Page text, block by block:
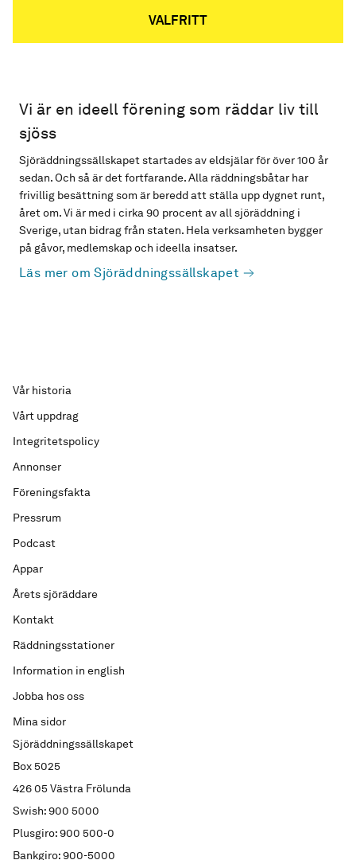
VALFRITT
Vi är en ideell förening som räddar liv till
sjöss
Sjöräddningssällskapet startades av eldsjälar för över 100 år
sedan. Och så är det fortfarande. Alla räddningsbåtar har
frivillig besättning som är beredd att ställa upp dygnet runt,
året om. Vi är med i cirka 90 procent av all sjöräddning i
Sverige, utan bidrag från staten. Hela verksamheten bygger
på gåvor, medlemskap och ideella insatser.
Läs mer om Sjöräddningssällskapet
Sjöräddningssällskapet
Box 5025
426 05 Västra Frölunda
Swish: 900 5000
Plusgiro: 900 500-0
Bankgiro: 900-5000
Vår historia
Vårt uppdrag
Integritetspolicy
Annonser
Föreningsfakta
Pressrum
Podcast
Appar
Årets sjöräddare
Kontakt
Räddningsstationer
Information in english
Jobba hos oss
Mina sidor